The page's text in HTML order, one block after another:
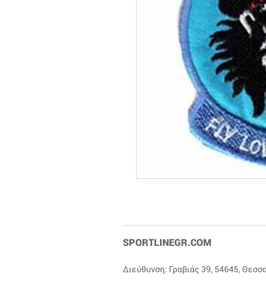
SPORTLINEGR.COM
Διεύθυνση: Γραβιάς 39, 54645,